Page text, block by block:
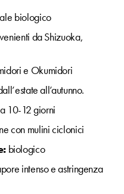
biologico
da Shizuoka,
e Okumidori
all’autunno.
10-12 giorni
con mulini ciclonici
biologico
intenso e astringenza